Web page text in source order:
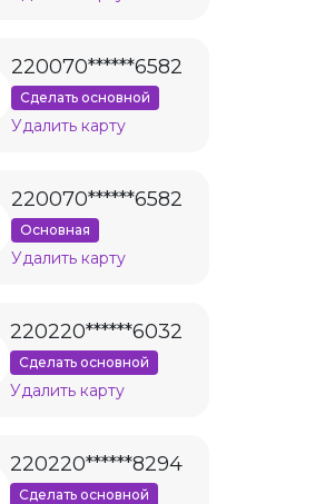
220070******6582
Сделать основной
Удалить карту
220070******6582
Основная
Удалить карту
220220******6032
Сделать основной
Удалить карту
220220******8294
Сделать основной